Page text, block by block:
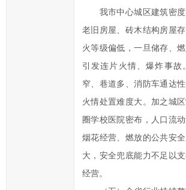
我市中心城区建筑密度
老旧房屋、砖木结构房屋
火等级偏低，一旦储存、
引发连片火情、爆炸事故
窄、巷道多、消防车通达性
火情处置难度大。加之城
圈学校医院密布，人口流
烟花经营、燃放的公共安
大，安全兜底能力不足以
经营。